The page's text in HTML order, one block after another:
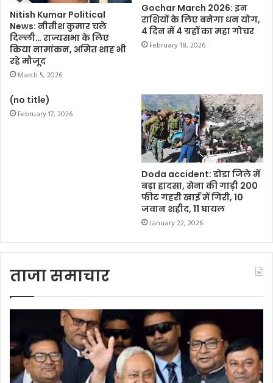
की अपील की।
अब यह देखना अहम होगा कि सुप्रीम कोर्ट में यह मामला क्या मोड़
लेता है और क्या बच्चों को उनका शिक्षा का अधिकार लौटाया जा
सकेगा या नहीं।
F
a
w
S
h
a
r
e
Nitish Kumar Political
News: नीतीश कुमार चले
दिल्ली… राज्यसभा के लिए
किया नामांकन, अमित शाह भी
रहे मौजूद
March 5, 2026
Gochar March 2026: इन
राशियों के लिए बनेगा धन योग,
4 दिन में 4 ग्रहों का महा गोचर
February 18, 2026
(no title)
February 17, 2026
Doda accident: डोडा जिले में
बड़ा हादसा, सेना की गाड़ी 200
फीट गहरी खाई में गिरी, 10
जवान शहीद, 11 घायल
January 22, 2026
ताजा समाचार